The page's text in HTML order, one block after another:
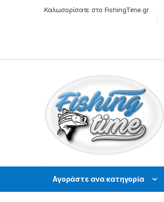
Καλωσορίσατε στο FishingTime.gr
Αγοράστε ανα κατηγορία